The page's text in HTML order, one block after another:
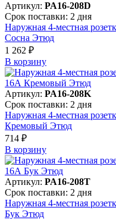
Артикул: PA16-208D
Срок поставки: 2 дня
Наружная 4-местная
Сосна Этюд
1 262 ₽
В корзинy
Артикул: PA16-208K
Срок поставки: 2 дня
Наружная 4-местная
Кремовый Этюд
714 ₽
В корзинy
Артикул: PA16-208T
Срок поставки: 2 дня
Наружная 4-местная
Бук Этюд